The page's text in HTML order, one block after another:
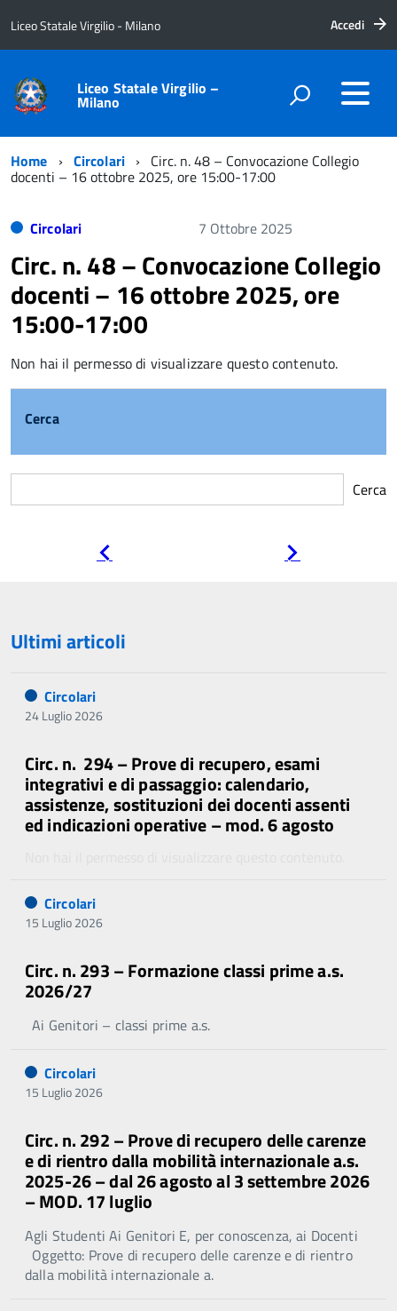
Liceo Statale Virgilio - Milano Accedi
Liceo Statale Virgilio –
Milano
Home Circolari Circ. n. 48 – Convocazione Collegio
docenti – 16 ottobre 2025, ore 15:00-17:00
Circolari 7 Ottobre 2025
Circ. n. 48 – Convocazione Collegio
docenti – 16 ottobre 2025, ore
15:00-17:00
Non hai il permesso di visualizzare questo contenuto.
Cerca
Cerca
Ultimi articoli
Circolari
24 Luglio 2026
Circ. n. 294 – Prove di recupero, esami
integrativi e di passaggio: calendario,
assistenze, sostituzioni dei docenti assenti
ed indicazioni operative – mod. 6 agosto
Circolari
15 Luglio 2026
Circ. n. 293 – Formazione classi prime a.s.
2026/27
Ai Genitori – classi prime a.s.
Circolari
15 Luglio 2026
Circ. n. 292 – Prove di recupero delle carenze
e di rientro dalla mobilità internazionale a.s.
2025-26 – dal 26 agosto al 3 settembre 2026
– MOD. 17 luglio
Agli Studenti Ai Genitori E, per conoscenza, ai Docenti
Oggetto: Prove di recupero delle carenze e di rientro
dalla mobilità internazionale a.